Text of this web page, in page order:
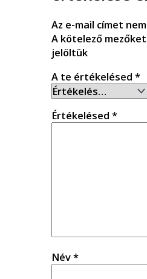
Az e-mail címet
A kötelező mezőket
jelöltük
A te értékelésed *
Értékelésed *
Név*